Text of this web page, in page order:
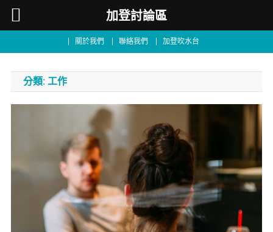
關於我們 聯絡我們 加登吹水台
分類: 工作
加登討論區